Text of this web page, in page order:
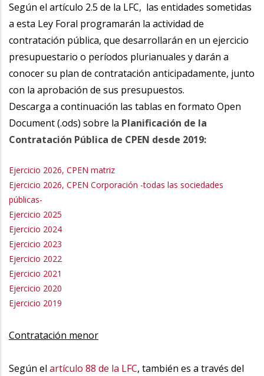
Según el artículo 2.5 de la LFC, las entidades sometidas
a esta Ley Foral programarán la actividad de
contratación pública, que desarrollarán en un ejercicio
presupuestario o períodos plurianuales y darán a
conocer su plan de contratación anticipadamente, junto
con la aprobación de sus presupuestos.
Descarga a continuación las tablas en formato Open
Document (.ods) sobre la Planificación de la
Contratación Pública de CPEN desde 2019:
Ejercicio 2026, CPEN matriz
Ejercicio 2026, CPEN Corporación -todas las sociedades
públicas-
Ejercicio 2025
Ejercicio 2024
Ejercicio 2023
Ejercicio 2022
Ejercicio 2021
Ejercicio 2020
Ejercicio 2019
Contratación menor
Según el artículo 88 de la LFC, también es a través del